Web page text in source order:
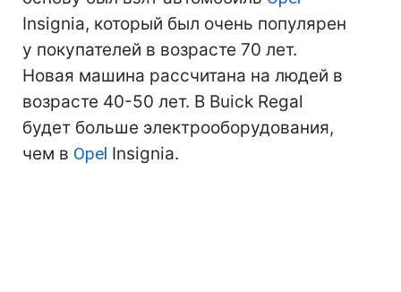
Insignia, который был очень популярен
у покупателей в возрасте 70 лет.
Новая машина рассчитана на людей в
возрасте 40-50 лет. В Buick Regal
будет больше электрооборудования,
чем в Opel Insignia.